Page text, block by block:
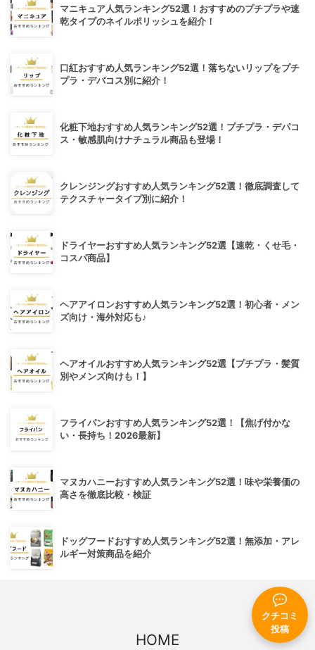
クチコミ
投稿
マニキュア人気ランキング52選！おすすめのプチプラや速
乾タイプのネイルポリッシュを紹介！
口紅おすすめ人気ランキング52選！落ちないリップをプチ
プラ・デパコス別に紹介！
化粧下地おすすめ人気ランキング52選！プチプラ・デパコ
ス・敏感肌向けナチュラル商品も登場！
クレンジングおすすめ人気ランキング52選！徹底調査して
テクスチャータイプ別に紹介！
ドライヤーおすすめ人気ランキング52選【速乾・くせ毛・
コスパ商品】
ヘアアイロンおすすめ人気ランキング52選！初心者・メン
ズ向け・海外対応も♪
ヘアオイルおすすめ人気ランキング52選【プチプラ・髪質
別やメンズ向けも！】
フライパンおすすめ人気ランキング52選！【焦げ付かな
い・長持ち！2026最新】
マヌカハニーおすすめ人気ランキング52選！味や栄養価の
高さを徹底比較・検証
ドッグフードおすすめ人気ランキング52選！無添加・アレ
ルギー対策商品を紹介
HOME